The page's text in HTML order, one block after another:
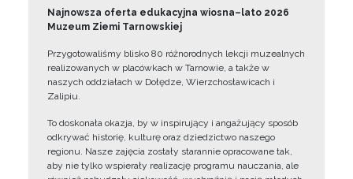
Najnowsza oferta edukacyjna wiosna–lato 2026
Muzeum Ziemi Tarnowskiej
Przygotowaliśmy blisko 80 różnorodnych lekcji muzealnych
realizowanych w placówkach w Tarnowie, a także w
naszych oddziałach w Dołędze, Wierzchosławicach i
Zalipiu.
To doskonała okazja, by w inspirujący i angażujący sposób
odkrywać historię, kulturę oraz dziedzictwo naszego
regionu. Nasze zajęcia zostały starannie opracowane tak,
aby nie tylko wspierały realizację programu nauczania, ale